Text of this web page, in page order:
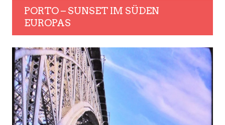
PORTO – SUNSET IM SÜDEN
EUROPAS